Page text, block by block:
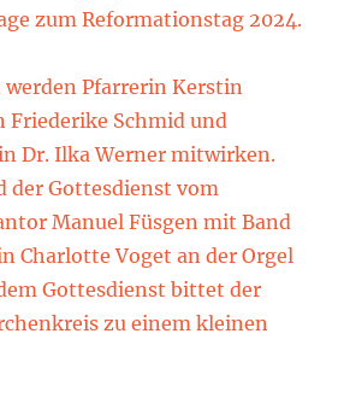
zum Reformationstag 2024.
Pfarrerin Kerstin
Friederike Schmid und
Dr. Ilka Werner mitwirken.
der Gottesdienst vom
Manuel Füsgen mit Band
Charlotte Voget an der Orgel
Gottesdienst bittet der
zu einem kleinen